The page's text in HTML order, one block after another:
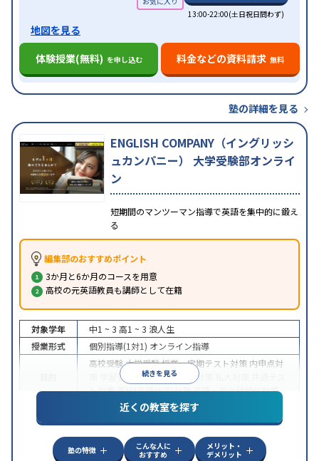
13:00-22:00(土日祝日問わず)
地図を見る
体験授業(無料) を申し込む 料金などの資料請求 無料
塾の詳細を見る
ENGLISH COMPANY（イングリッシ
ュカンパニー） 大学受験部オンライ
ン
短期間のマンツーマン指導で英語を集中的に鍛え
る
編集部のおすすめポイント
3か月と6か月のコースを用意
高校の元英語教員も講師として在籍
続きを見る
対象学年 中1 ~ 3 高1 ~ 3 浪人生
授業形式
個別指導(1対1) オンライン指導
高校受験大学受験授業・定期テスト対策 内申点対
学習習慣の定着国公立大対策
ト対策英検(英語検定)対策英語・英会話特化対策
特徴
中高一貫校生に対応授業の振替可能
学習にPC・タブレットを利用オンライン対応1
科目から受講可能
近くの教室を探す
塾の特徴
こんな人に
おすすめ
メリット・
デメリット